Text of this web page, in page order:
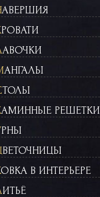
НАВЕРШИЯ
КРОВАТИ
ЛАВОЧКИ
МАНГАЛЫ
СТОЛЫ
КАМИННЫЕ РЕШЕТКИ
УРНЫ
ЦВЕТОЧНИЦЫ
КОВКА В ИНТЕРЬЕРЕ
ЛИТЬЁ